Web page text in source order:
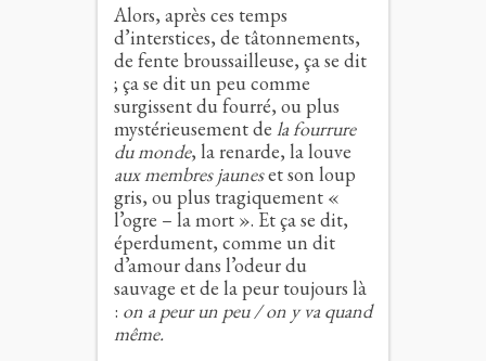
Alors, après ces temps
d’interstices, de tâtonnements,
de fente broussailleuse, ça se dit
; ça se dit un peu comme
surgissent du fourré, ou plus
mystérieusement de la fourrure
du monde, la renarde, la louve
aux membres jauneset son loup
gris, ou plus tragiquement «
l’ogre – la mort ». Et ça se dit,
éperdument, comme un dit
d’amour dans l’odeur du
sauvage et de la peur toujours là
: on a peur un peu / on y va quand
même.